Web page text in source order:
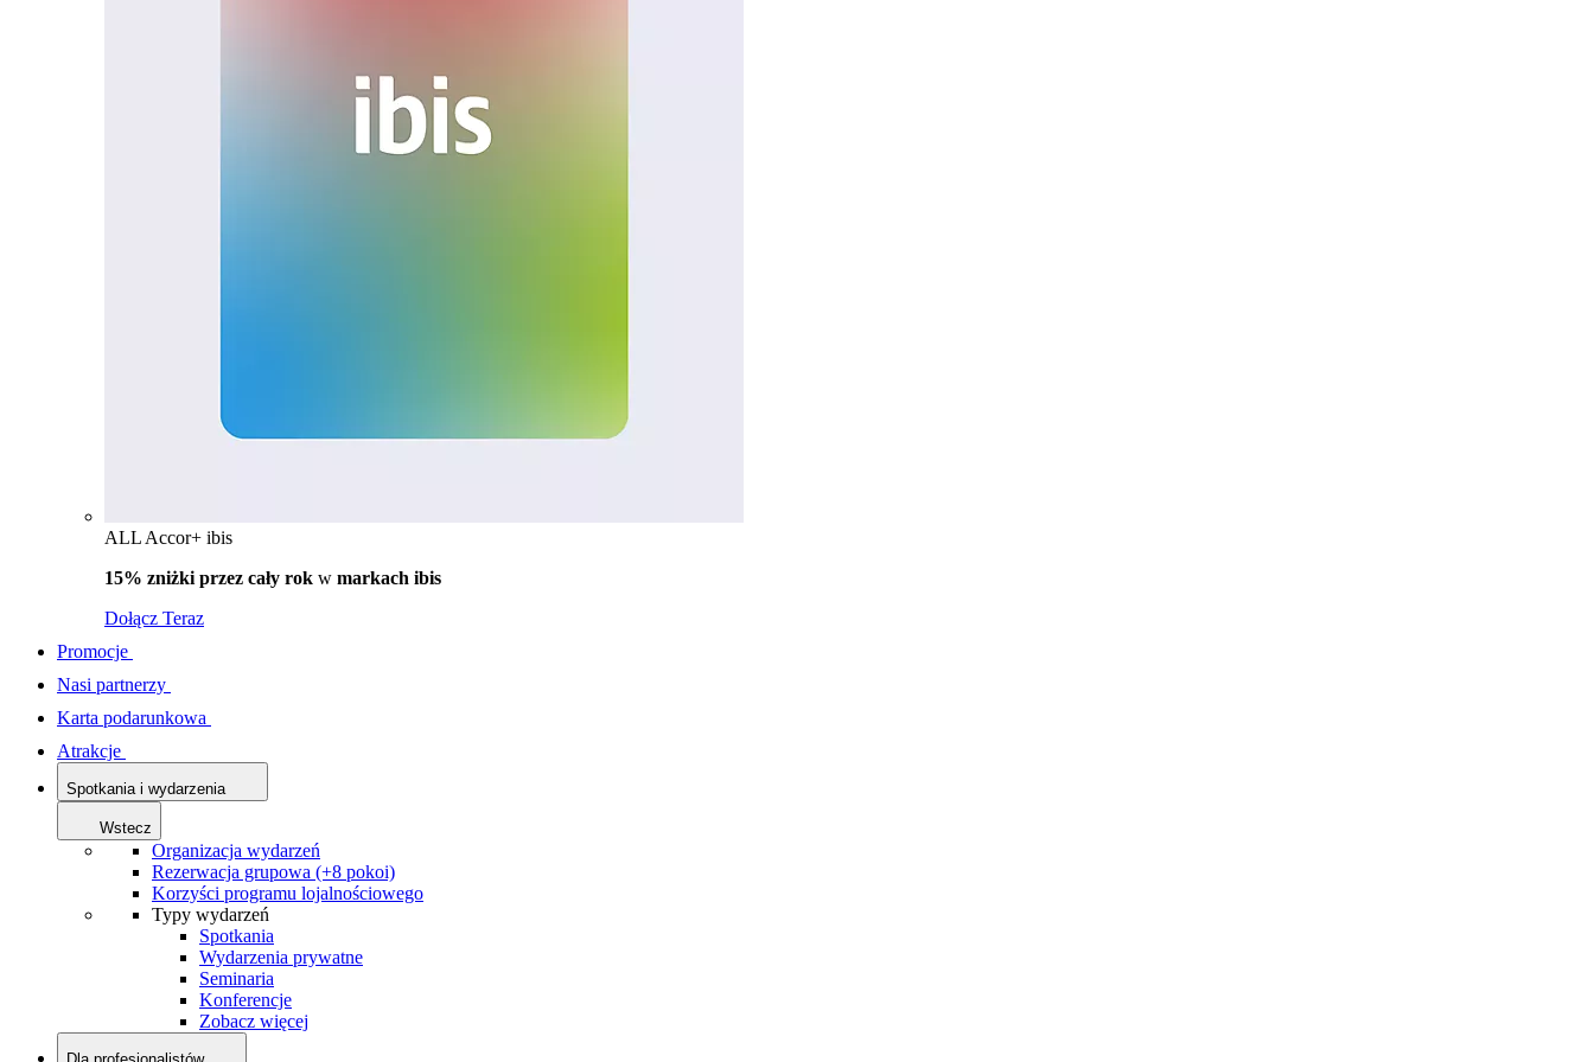
ALL Accor+ ibis
15% zniżki przez cały rok w markach ibis
Dołącz Teraz
Promocje
Nasi partnerzy
Karta podarunkowa
Atrakcje
Spotkania i wydarzenia
Wstecz
Organizacja wydarzeń
Rezerwacja grupowa (+8 pokoi)
Korzyści programu lojalnościowego
Typy wydarzeń
Spotkania
Wydarzenia prywatne
Seminaria
Konferencje
Zobacz więcej